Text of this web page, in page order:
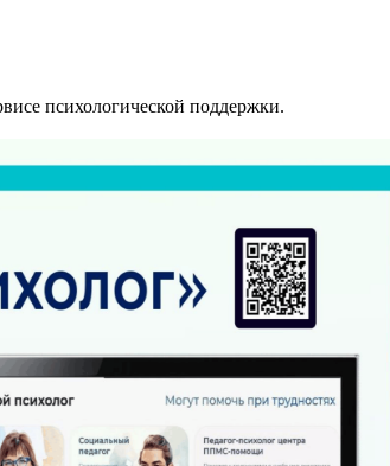
психологической поддержки.